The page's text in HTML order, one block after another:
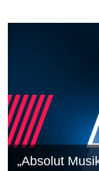
„Absolut